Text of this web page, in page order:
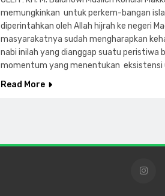
memungkinkan untuk perkem-bangan
diperintahkan oleh Allah hijrah ke negeri
masyarakatnya sudah mengharapkan
nabi inilah yang dianggap suatu peristiwa
momentum yang menentukan eksistensi
Read More